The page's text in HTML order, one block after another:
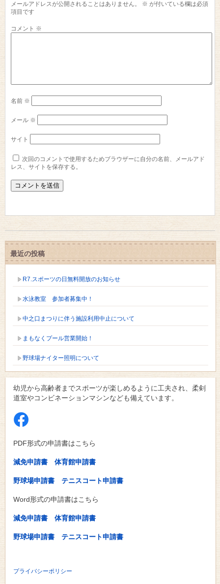
メールアドレスが公開されることはありません。 ※ が付いている欄は必須
項目です
コメント ※
名前 ※
メール ※
サイト
次回のコメントで使用するためブラウザーに自分の名前、メールアド
レス、サイトを保存する。
最近の投稿
R7.スポーツの日無料開放のお知らせ
水泳教室 参加者募集中！
中之口まつりに伴う施設利用中止について
まもなくプール営業開始！
野球場ナイター照明について
幼児から高齢者までスポーツが楽しめるように工夫され、柔剣
道室やコンビネーションマシンなども備えています。
PDF形式の申請書はこちら
減免申請書 体育館申請書
野球場申請書 テニスコート申請書
Word形式の申請書はこちら
減免申請書 体育館申請書
野球場申請書 テニスコート申請書
プライバシーポリシー